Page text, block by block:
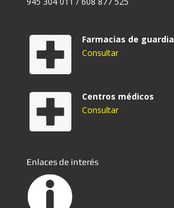
Farmacias de guardia
Consultar
Centros médicos
Consultar
Enlaces de interés